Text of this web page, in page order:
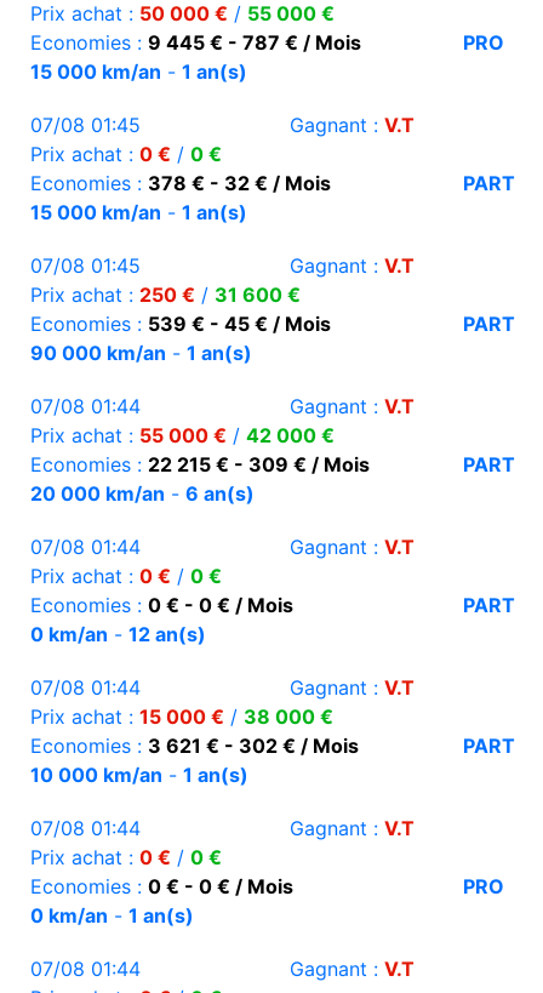
Prix achat : 50 000 € / 55 000 €
Economies : 9 445 € - 787 € / Mois
PRO
15 000 km/an - 1 an(s)
07/08 01:45 Gagnant : V.T
Prix achat : 0 € / 0 €
Economies : 378 € - 32 € / Mois
PART
15 000 km/an - 1 an(s)
07/08 01:45 Gagnant : V.T
Prix achat : 250 € / 31 600 €
Economies : 539 € - 45 € / Mois
PART
90 000 km/an - 1 an(s)
07/08 01:44 Gagnant : V.T
Prix achat : 55 000 € / 42 000 €
Economies : 22 215 € - 309 € / Mois
PART
20 000 km/an - 6 an(s)
07/08 01:44 Gagnant : V.T
Prix achat : 0 € / 0 €
Economies : 0 € - 0 € / Mois
PART
0 km/an - 12 an(s)
07/08 01:44 Gagnant : V.T
Prix achat : 15 000 € / 38 000 €
Economies : 3 621 € - 302 € / Mois
PART
10 000 km/an - 1 an(s)
07/08 01:44 Gagnant : V.T
Prix achat : 0 € / 0 €
Economies : 0 € - 0 € / Mois
PRO
0 km/an - 1 an(s)
07/08 01:44 Gagnant : V.T